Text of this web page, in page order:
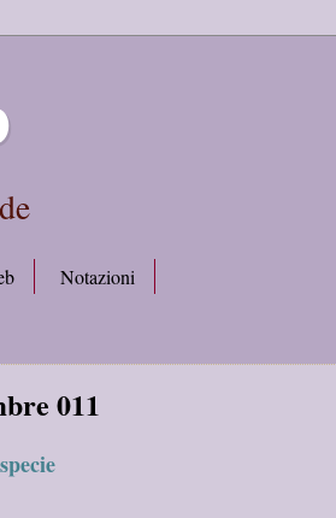
Notazioni
011